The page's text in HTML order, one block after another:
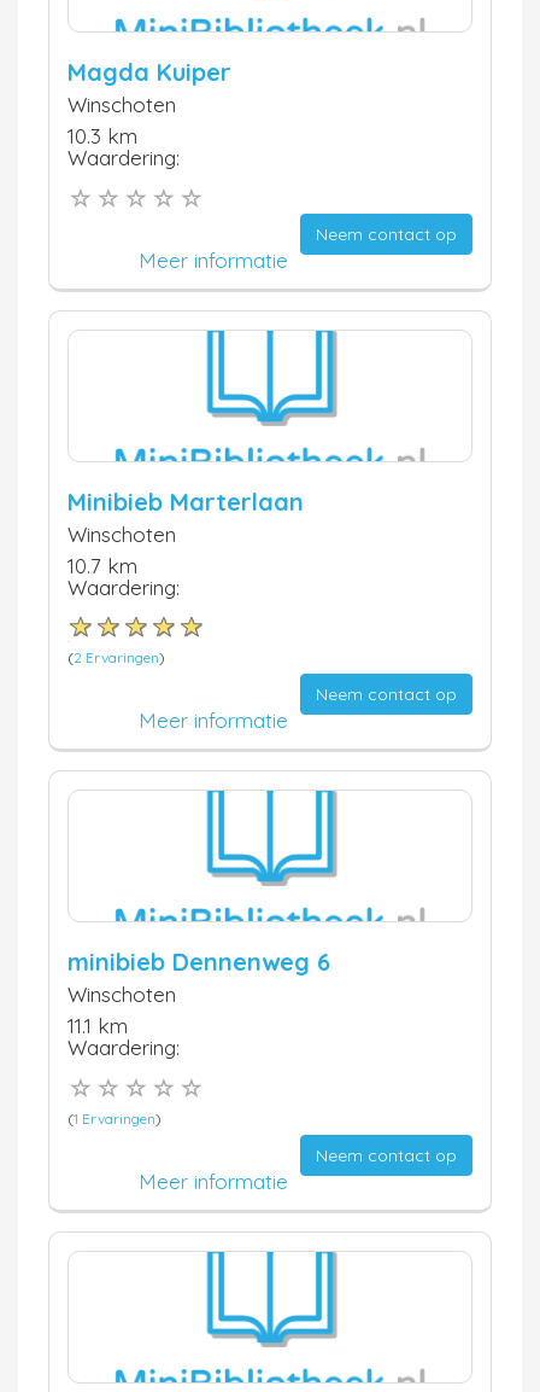
Magda Kuiper
Winschoten
10.3 km
Waardering:
Neem contact op
Meer informatie
Minibieb Marterlaan
Winschoten
10.7 km
Waardering:
(2 Ervaringen)
Neem contact op
Meer informatie
minibieb Dennenweg 6
Winschoten
11.1 km
Waardering:
(1 Ervaringen)
Neem contact op
Meer informatie